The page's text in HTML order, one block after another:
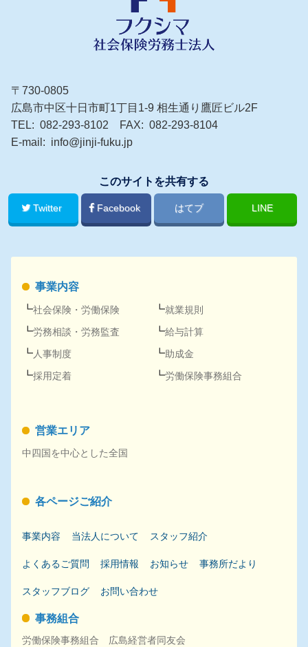
〒730-0805
広島市中区十日市町1丁目1-9 相生通り鷹匠ビル2F
TEL
082-293-8102 FAX
082-293-8104
E-mail
info@jinji-fuku.jp
このサイトを共有する
Twitter Facebook はてブ LINE
事業内容
社会保険 ・ 労働保険
労務相談・ 労務監査
人事制度
採用定着
就業規則
給与計算
助成金
労働保険事務組合
営業エリア
中四国を中心とした全国
各ページご紹介
事業内容 当法人について スタッフ紹介
よくあるご質問 採用情報 お知らせ 事務所だより
スタッフブログ お問い合わせ
事務組合
労働保険事務組合 広島経営者同友会